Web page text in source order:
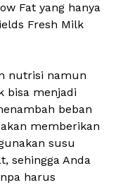
Fat yang hanya
Fresh Milk
nutrisi namun
bisa menjadi
beban
memberikan
susu
sehingga Anda
harus